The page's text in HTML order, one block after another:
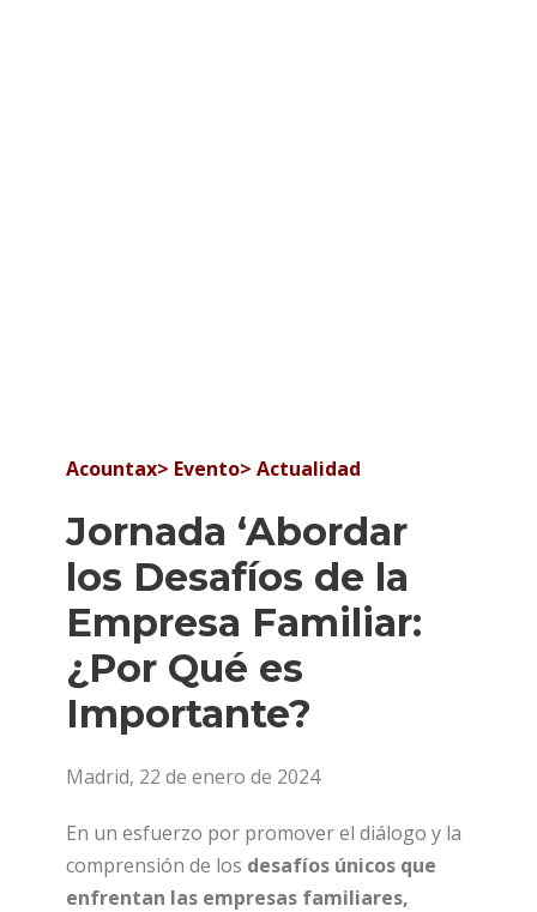
Acountax> Evento> Actualidad
Jornada ‘Abordar
los Desafíos de la
Empresa Familiar:
¿Por Qué es
Importante?
Madrid, 22 de enero de 2024
En un esfuerzo por promover el diálogo y la
comprensión de los desafíos únicos que
enfrentan las empresas familiares,